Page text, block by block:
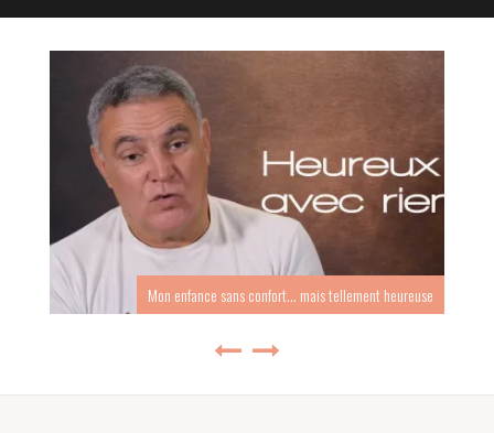
Mon enfance sans confort… mais tellement heureuse